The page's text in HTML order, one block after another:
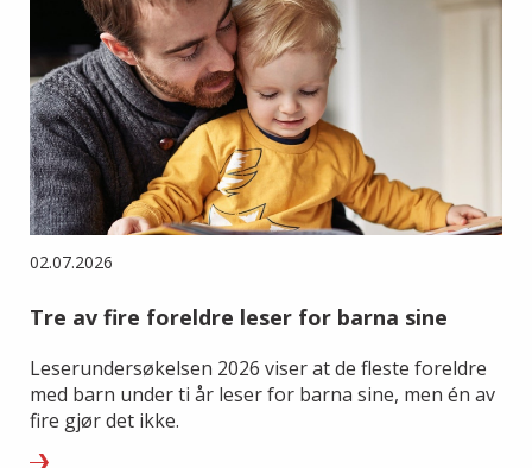
02.07.2026
Tre av fire foreldre leser for barna sine
Leserundersøkelsen 2026 viser at de fleste foreldre
med barn under ti år leser for barna sine, men én av
fire gjør det ikke.